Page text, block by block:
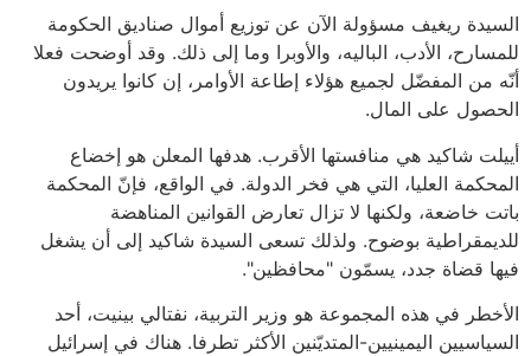
السيدة ريغيف مسؤولة الآن عن توزيع أموال صناديق الحكومة
للمسارح، الأدب، الباليه، والأوبرا وما إلى ذلك. وقد أوضحت فعلا
أنّه من المفضّل لجميع هؤلاء إطاعة الأوامر، إن كانوا يريدون
الحصول على المال.
أييلت شاكيد هي منافستها الأقرب. هدفها المعلن هو إخضاع
المحكمة العليا، التي هي فخر الدولة. في الواقع، فإنّ المحكمة
باتت خاضعة، ولكنها لا تزال تعارض القوانين المناهضة
للديمقراطية بوضوح. ولذلك تسعى السيدة شاكيد إلى أن يشغل
فيها قضاة جدد، يسمّون "محافظين".
الأخطر في هذه المجموعة هو وزير التربية، نفتالي بينيت، أحد
السياسيين اليمينيين-المتديّنين الأكثر تطرفا. هناك في إسرائيل